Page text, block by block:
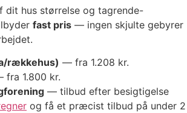
dit hus størrelse og tagrende-
fast pris — ingen skjulte gebyrer
rækkehus) — fra 1.208 kr.
fra 1.800 kr.
— tilbud efter besigtigelse
og få et præcist tilbud på under 2